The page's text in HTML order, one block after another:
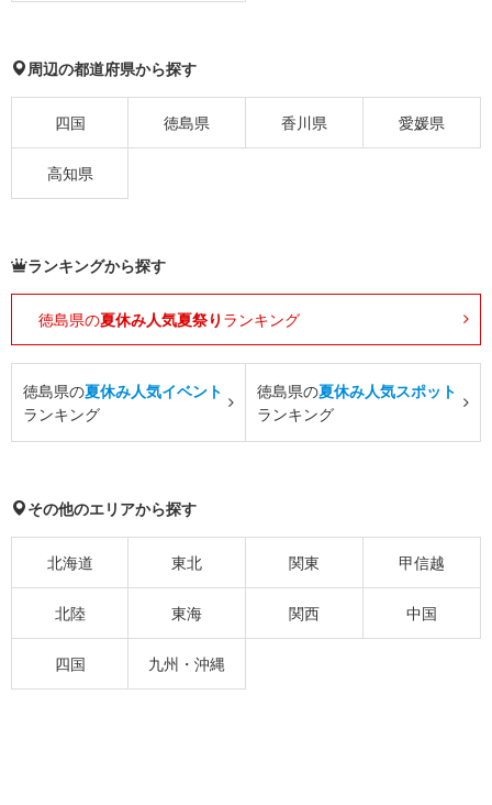
周辺の都道府県から探す
四国 徳島県 香川県 愛媛県
高知県
ランキングから探す
徳島県の夏休み人気夏祭り ランキング
徳島県の夏休み人気イベント
ランキング
徳島県の夏休み人気スポット
ランキング
その他のエリアから探す
北海道 東北 関東 甲信越
北陸 東海 関西 中国
四国 九州・沖縄